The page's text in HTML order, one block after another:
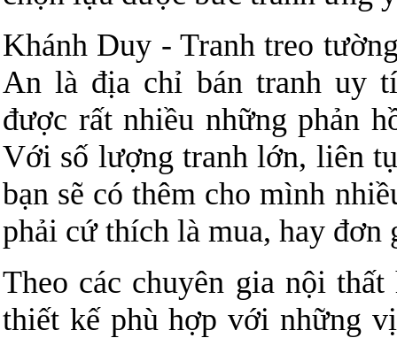
Khánh Duy - Tranh treo
An là địa chỉ bán tranh uy
được rất nhiều những phản
Với số lượng tranh lớn, liên
bạn sẽ có thêm cho mình
phải cứ thích là mua, hay đơn
Theo các chuyên gia nội
thiết kế phù hợp với những